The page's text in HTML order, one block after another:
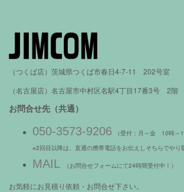
（つくば店）茨城県つくば市春日4-7-11 202号室
（名古屋店）名古屋市中村区名駅4丁目17番3号 2階
お問合せ先（共通）
050-3573-9206
（受付：月～金 10時～
※2回目以降は、直通の携帯電話をお伝えしそちらでやり
MAIL （お問合せフォームにて24時間受付中！）
お気軽にお見積り依頼・お問合せ下さい。